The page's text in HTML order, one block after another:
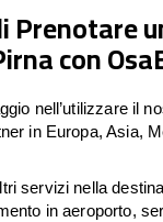
Prenotare
con
nell’utilizzare il
in Europa, Asia,
servizi nella
in aeroporto,